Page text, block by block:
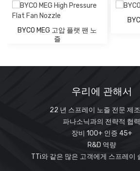
직
경
2501 0.66 0.32
0.91 1.3 1.6 1.8
1.6 1.4 1.9 2.4 2.7
1.8 2.6 3.2 3.6
1.2 2.3 3.9
2515
2.4 1.9 4.8 6.8
BYCO MEG 고압 플랫 팬 노
즐
우리에 관해서
22 년 스프레이 노즐 전문 제
파나소닉과의 전략적 협력
장비 100+ 인증 45+
R&D 역량
TTi와 같은 많은 고객에게 스프레이